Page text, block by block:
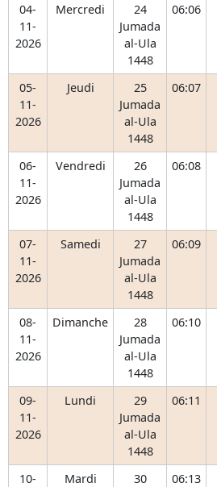
04-
11-
2026
Mercredi
24
Jumada
al-Ula
1448
06:06
05-
11-
2026
Jeudi
25
Jumada
al-Ula
1448
06:07
06-
11-
2026
Vendredi
26
Jumada
al-Ula
1448
06:08
07-
11-
2026
Samedi
27
Jumada
al-Ula
1448
06:09
08-
11-
2026
Dimanche
28
Jumada
al-Ula
1448
06:10
09-
11-
2026
Lundi
29
Jumada
al-Ula
1448
06:11
10-
Mardi
30
06:13